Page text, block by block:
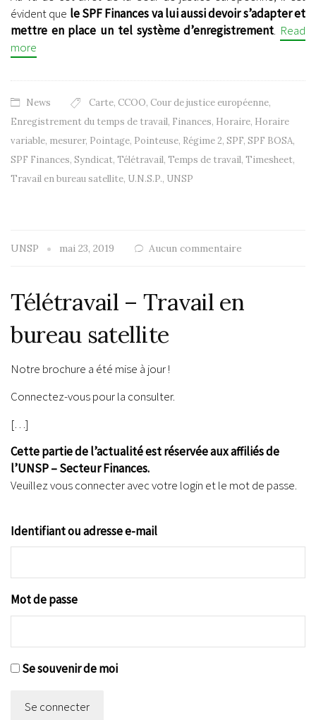
évident que le SPF Finances va lui aussi devoir s’adapter et
mettre en place un tel système d’enregistrement. Read
more
News Carte, CCOO, Cour de justice européenne,
Enregistrement du temps de travail, Finances, Horaire, Horaire
variable, mesurer, Pointage, Pointeuse, Régime 2, SPF, SPF BOSA,
SPF Finances, Syndicat, Télétravail, Temps de travail, Timesheet,
Travail en bureau satellite, U.N.S.P., UNSP
UNSP mai 23, 2019 Aucun commentaire
Télétravail – Travail en
bureau satellite
Notre brochure a été mise à jour !
Connectez-vous pour la consulter.
[…]
Cette partie de l’actualité est réservée aux affiliés de
l’UNSP – Secteur Finances.
Veuillez vous connecter avec votre login et le mot de passe.
Identifiant ou adresse e-mail
Mot de passe
Se souvenir de moi
Se connecter